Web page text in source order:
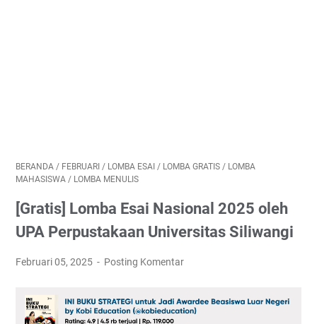
BERANDA / FEBRUARI / LOMBA ESAI / LOMBA GRATIS / LOMBA
MAHASISWA / LOMBA MENULIS
[Gratis] Lomba Esai Nasional 2025 oleh
UPA Perpustakaan Universitas Siliwangi
Februari 05, 2025 Posting Komentar